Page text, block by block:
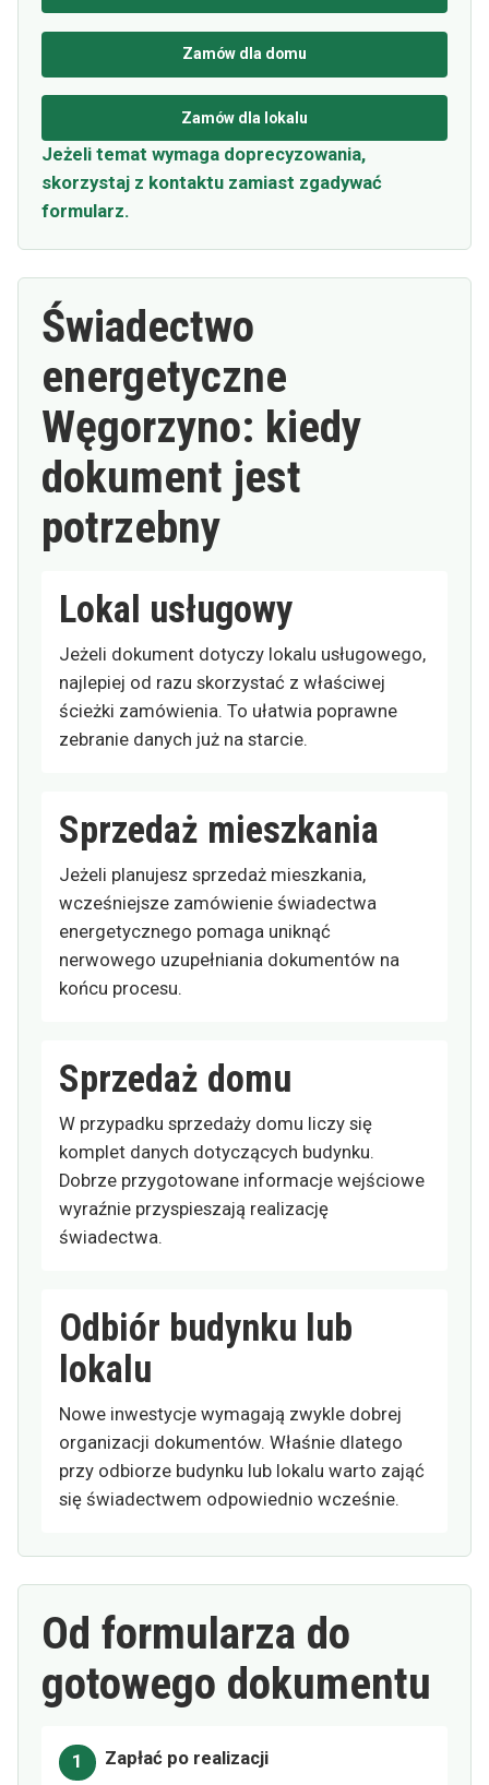
Zamów dla domu
Zamów dla lokalu
Jeżeli temat wymaga doprecyzowania,
skorzystaj z kontaktu zamiast zgadywać
formularz.
Świadectwo
energetyczne
Węgorzyno: kiedy
dokument jest
potrzebny
Lokal usługowy
Jeżeli dokument dotyczy lokalu usługowego,
najlepiej od razu skorzystać z właściwej
ścieżki zamówienia. To ułatwia poprawne
zebranie danych już na starcie.
Sprzedaż mieszkania
Jeżeli planujesz sprzedaż mieszkania,
wcześniejsze zamówienie świadectwa
energetycznego pomaga uniknąć
nerwowego uzupełniania dokumentów na
końcu procesu.
Sprzedaż domu
W przypadku sprzedaży domu liczy się
komplet danych dotyczących budynku.
Dobrze przygotowane informacje wejściowe
wyraźnie przyspieszają realizację
świadectwa.
Odbiór budynku lub
lokalu
Nowe inwestycje wymagają zwykle dobrej
organizacji dokumentów. Właśnie dlatego
przy odbiorze budynku lub lokalu warto zająć
się świadectwem odpowiednio wcześnie.
Od formularza do
gotowego dokumentu
Zapłać po realizacji